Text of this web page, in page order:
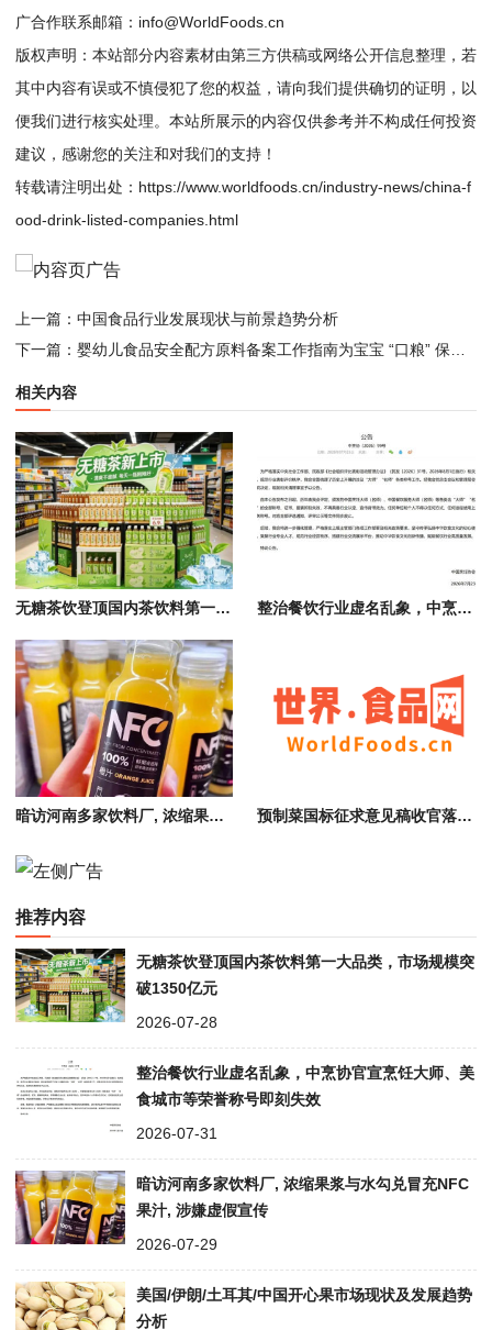
广合作联系邮箱：info@WorldFoods.cn
版权声明：本站部分内容素材由第三方供稿或网络公开信息整理，若
其中内容有误或不慎侵犯了您的权益，请向我们提供确切的证明，以
便我们进行核实处理。本站所展示的内容仅供参考并不构成任何投资
建议，感谢您的关注和对我们的支持！
转载请注明出处： https://www.worldfoods.cn/industry-news/china-f
ood-drink-listed-companies.html
上一篇： 中国食品行业发展现状与前景趋势分析
下一篇： 婴幼儿食品安全配方原料备案工作指南为宝宝 “口粮” 保驾护航
相关内容
无糖茶饮登顶国内茶饮料第一大品类，市场规模突破1350亿元 整治餐饮行业虚名乱象，中烹协官宣烹饪大师、美食城市等荣誉称号即刻失效
暗访河南多家饮料厂, 浓缩果浆与水勾兑冒充NFC果汁, 涉嫌虚假宣传 预制菜国标征求意见稿收官落地，行业迎来规范化转型
推荐内容
无糖茶饮登顶国内茶饮料第一大品类，市场规模突
破1350亿元
2026-07-28
整治餐饮行业虚名乱象，中烹协官宣烹饪大师、美
食城市等荣誉称号即刻失效
2026-07-31
暗访河南多家饮料厂, 浓缩果浆与水勾兑冒充NFC
果汁, 涉嫌虚假宣传
2026-07-29
美国/伊朗/土耳其/中国开心果市场现状及发展趋势
分析